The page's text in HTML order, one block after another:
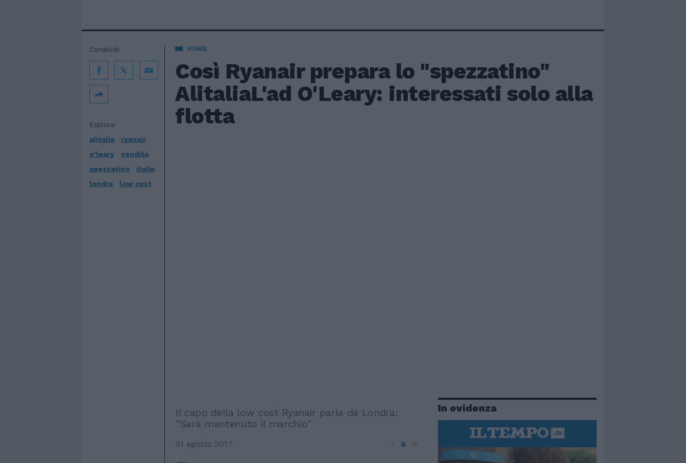
HOME
Così Ryanair prepara lo "spezzatino"
AlitaliaL'ad O'Leary: interessati solo alla
flotta
Esplora:
alitalia
ryanair
o'leary
vendita
spezzatino
italia
londra
low cost
Condividi:
Il capo della low cost Ryanair parla da Londra:
"Sarà mantenuto il marchio"
31 agosto 2017 a
In evidenza